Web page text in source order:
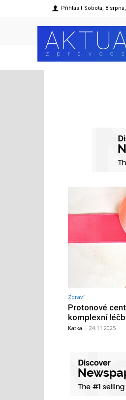
Přihlásit Sobota, 8
Zdraví
Protonové
komplexní
Katka - 24.11.2025